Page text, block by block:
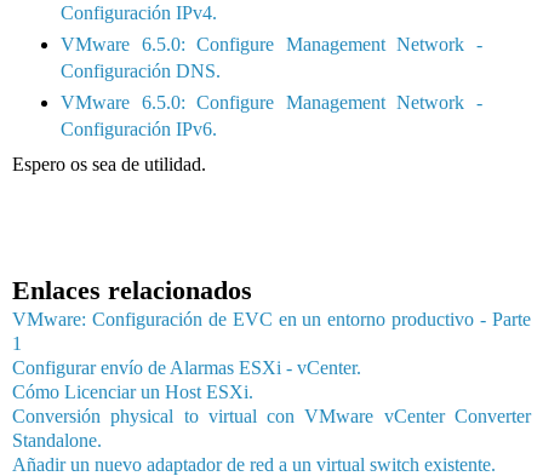
Configuración IPv4.
VMware 6.5.0: Configure Management Network -
Configuración DNS.
VMware 6.5.0: Configure Management Network -
Configuración IPv6.
Espero os sea de utilidad.
Enlaces relacionados
VMware: Configuración de EVC en un entorno productivo - Parte
1
Configurar envío de Alarmas ESXi - vCenter.
Cómo Licenciar un Host ESXi.
Conversión physical to virtual con VMware vCenter Converter
Standalone.
Añadir un nuevo adaptador de red a un virtual switch existente.